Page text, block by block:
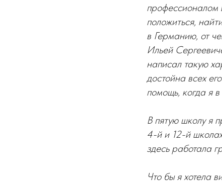
профессионалом
положиться,
в Германию, от
Ильей
написал такую
достойна всех
помощь, когда я
В пятую школу я
4-й и 12-й
здесь работала
Что бы я хотела